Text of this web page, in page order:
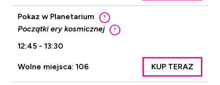
Pokaz w Planetarium ?
Początki ery kosmicznej ?
12:45 - 13:30
Wolne miejsca: 106 KUP TERAZ